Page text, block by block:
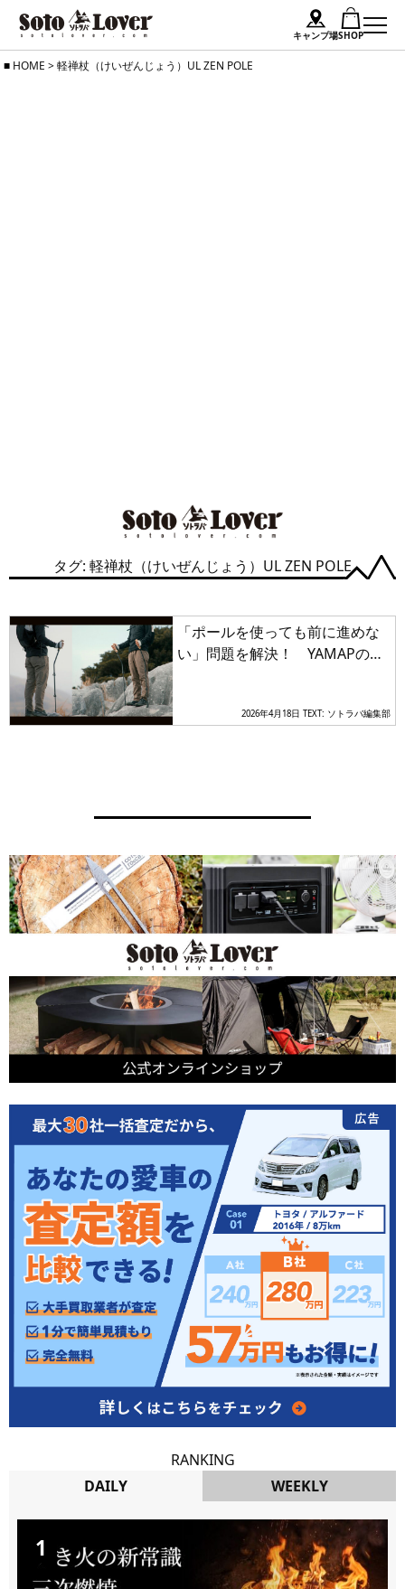
キャンプ場SHOP
SkipHOME >軽禅杖（けいぜんじょう）UL ZEN POLE
タグ: 軽禅杖（けいぜんじょう）UL ZEN POLE
「ポールを使っても前に進めな
い」問題を解決！ YAMAPの
2026年4月18日 TEXT: ソトラバ編集部
RANKING
DAILY
WEEKLY